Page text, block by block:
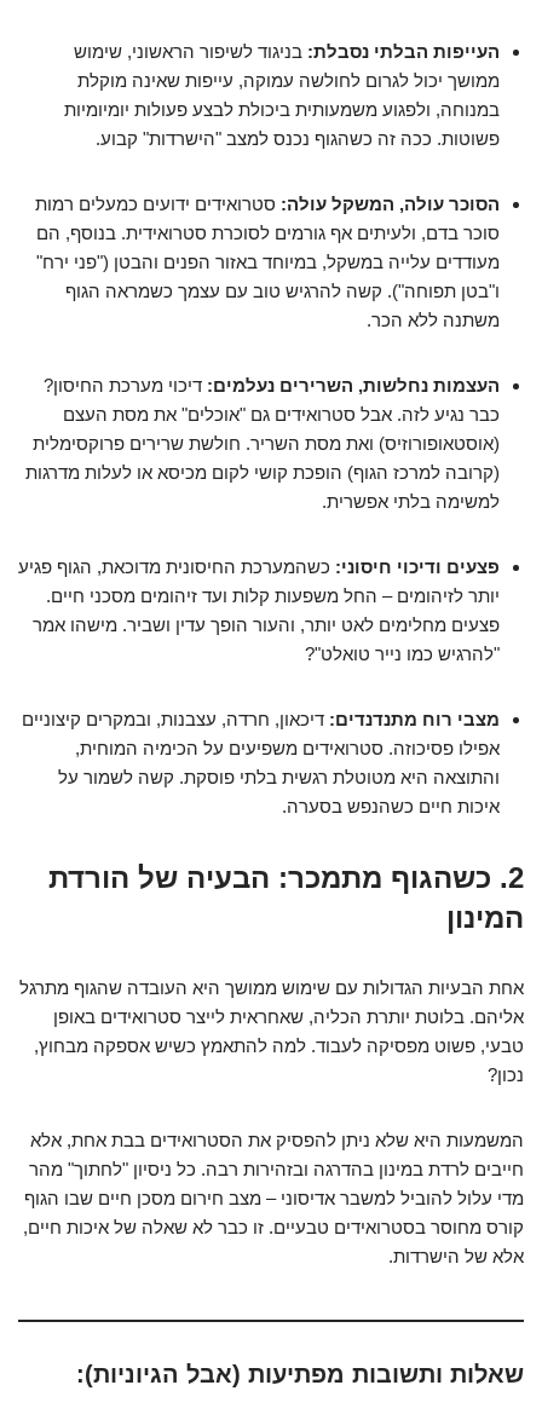
העייפות הבלתי נסבלת: בניגוד לשיפור הראשוני, שימוש
ממושך יכול לגרום לחולשה עמוקה, עייפות שאינה מוקלת
במנוחה, ולפגוע משמעותית ביכולת לבצע פעולות יומיומיות
פשוטות. ככה זה כשהגוף נכנס למצב "הישרדות" קבוע.
הסוכר עולה, המשקל עולה: סטרואידים ידועים כמעלים רמות
סוכר בדם, ולעיתים אף גורמים לסוכרת סטרואידית. בנוסף, הם
מעודדים עלייה במשקל, במיוחד באזור הפנים והבטן ("פני ירח"
ו"בטן תפוחה"). קשה להרגיש טוב עם עצמך כשמראה הגוף
משתנה ללא הכר.
העצמות נחלשות, השרירים נעלמים: דיכוי מערכת החיסון?
כבר נגיע לזה. אבל סטרואידים גם "אוכלים" את מסת העצם
(אוסטאופורוזיס) ואת מסת השריר. חולשת שרירים פרוקסימלית
(קרובה למרכז הגוף) הופכת קושי לקום מכיסא או לעלות מדרגות
למשימה בלתי אפשרית.
פצעים ודיכוי חיסוני: כשהמערכת החיסונית מדוכאת, הגוף פגיע
יותר לזיהומים – החל משפעות קלות ועד זיהומים מסכני חיים.
פצעים מחלימים לאט יותר, והעור הופך עדין ושביר. מישהו אמר
"להרגיש כמו נייר טואלט"?
מצבי רוח מתנדנדים: דיכאון, חרדה, עצבנות, ובמקרים קיצוניים
אפילו פסיכוזה. סטרואידים משפיעים על הכימיה המוחית,
והתוצאה היא מטוטלת רגשית בלתי פוסקת. קשה לשמור על
איכות חיים כשהנפש בסערה.
2. כשהגוף מתמכר: הבעיה של הורדת
המינון
אחת הבעיות הגדולות עם שימוש ממושך היא העובדה שהגוף מתרגל
אליהם. בלוטת יותרת הכליה, שאחראית לייצר סטרואידים באופן
טבעי, פשוט מפסיקה לעבוד. למה להתאמץ כשיש אספקה מבחוץ,
נכון?
המשמעות היא שלא ניתן להפסיק את הסטרואידים בבת אחת, אלא
חייבים לרדת במינון בהדרגה ובזהירות רבה. כל ניסיון "לחתוך" מהר
מדי עלול להוביל למשבר אדיסוני – מצב חירום מסכן חיים שבו הגוף
קורס מחוסר בסטרואידים טבעיים. זו כבר לא שאלה של איכות חיים,
אלא של הישרדות.
שאלות ותשובות מפתיעות (אבל הגיוניות):